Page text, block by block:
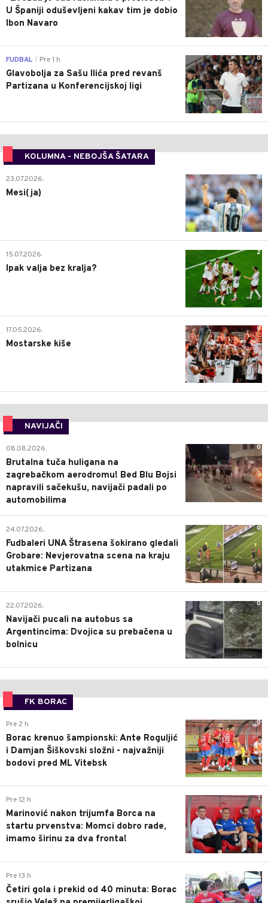
U Španiji oduševljeni kakav tim je dobio
Ibon Navaro
0
FUDBAL Pre 1 h
Glavobolja za Sašu Ilića pred revanš
Partizana u Konferencijskoj ligi
KOLUMNA - NEBOJŠA ŠATARA
0
23.07.2026.
Mesi(ja)
2
15.07.2026.
Ipak valja bez kralja?
0
17.05.2026.
Mostarske kiše
NAVIJAČI
0
08.08.2026.
Brutalna tuča huligana na
zagrebačkom aerodromu! Bed Blu Bojsi
napravili sačekušu, navijači padali po
automobilima
0
24.07.2026.
Fudbaleri UNA Štrasena šokirano gledali
Grobare: Nevjerovatna scena na kraju
utakmice Partizana
0
22.07.2026.
Navijači pucali na autobus sa
Argentincima: Dvojica su prebačena u
bolnicu
FK BORAC
0
Pre 2 h
Borac krenuo šampionski: Ante Roguljić
i Damjan Šiškovski složni - najvažniji
bodovi pred ML Vitebsk
1
Pre 12 h
Marinović nakon trijumfa Borca na
startu prvenstva: Momci dobro rade,
imamo širinu za dva fronta!
3
Pre 13 h
Četiri gola i prekid od 40 minuta: Borac